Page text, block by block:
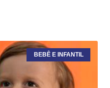
BEBÊ E INFANTIL